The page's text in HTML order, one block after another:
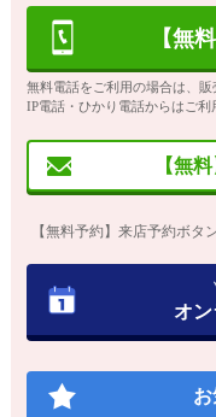
【無
無料電話をご利用の場合は、販
IP電話・ひかり電話からはご利
【無
【無料予約】来店予約ボ
オ